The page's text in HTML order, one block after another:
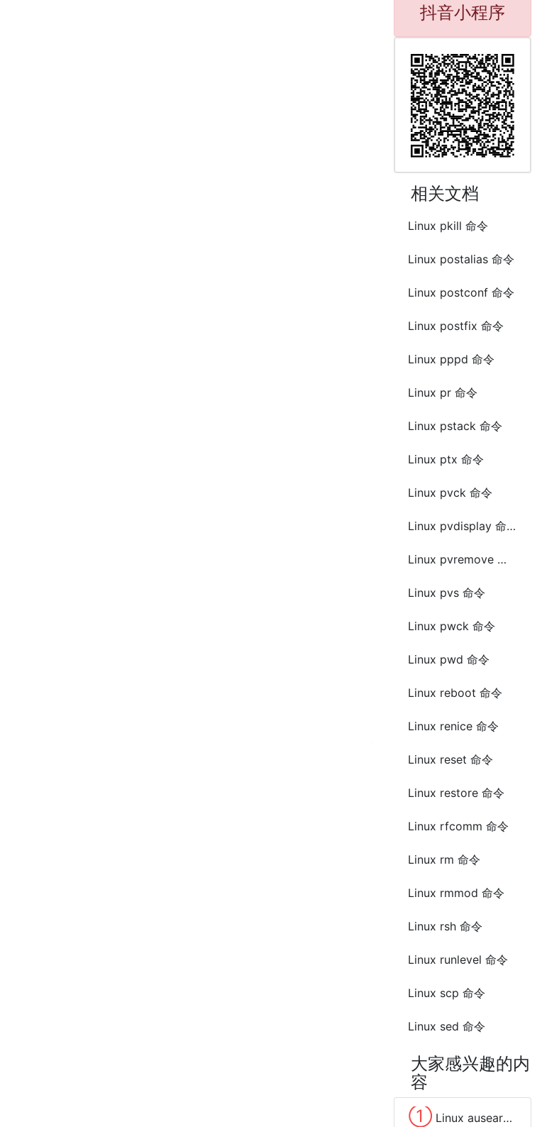
抖音小程序
相关文档
Linux pkill 命令
Linux postalias 命令
Linux postconf 命令
Linux postfix 命令
Linux pppd 命令
Linux pr 命令
Linux pstack 命令
Linux ptx 命令
Linux pvck 命令
Linux pvdisplay 命令
Linux pvremove 命令
Linux pvs 命令
Linux pwck 命令
Linux pwd 命令
Linux reboot 命令
Linux renice 命令
Linux reset 命令
Linux restore 命令
Linux rfcomm 命令
Linux rm 命令
Linux rmmod 命令
Linux rsh 命令
Linux runlevel 命令
Linux scp 命令
Linux sed 命令
大家感兴趣的内
容
① Linux ausearch 命令